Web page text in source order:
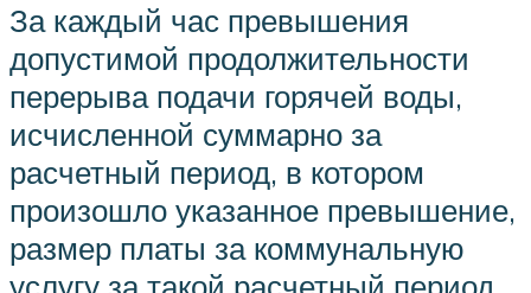
За каждый час превышения
допустимой продолжительности
перерыва подачи горячей воды,
исчисленной суммарно за
расчетный период, в котором
произошло указанное превышение,
размер платы за коммунальную